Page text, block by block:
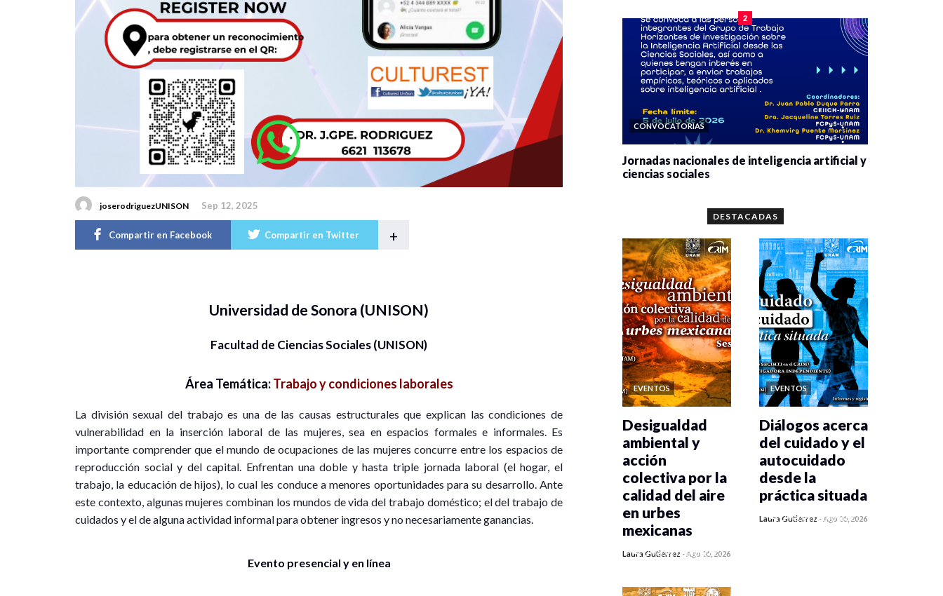
joserodriguezUNISON Sep 12, 2025
Compartir en Facebook Compartir en Twitter +
Universidad de Sonora (UNISON)
Facultad de Ciencias Sociales (UNISON)
Área Temática:Trabajo y condiciones laborales
La división sexual del trabajo es una de las causas estructurales que explican las condiciones de
vulnerabilidad en la inserción laboral de las mujeres, sea en espacios formales e informales. Es
importante comprender que el mundo de ocupaciones de las mujeres concurre entre los espacios de
reproducción social y del capital. Enfrentan una doble y hasta triple jornada laboral (el hogar, el
trabajo, la educación de hijos), lo cual les conduce a menores oportunidades para su desarrollo. Ante
este contexto, algunas mujeres combinan los mundos de vida del trabajo doméstico; el del trabajo de
cuidados y el de alguna actividad informal para obtener ingresos y no necesariamente ganancias.
Evento presencial y en línea
2
CONVOCATORIAS
Jornadas nacionales de inteligencia artificial y
ciencias sociales
DESTACADAS
EVENTOS
0 veces compartido
Desigualdad
ambiental y
acción
colectiva por la
calidad del aire
en urbes
mexicanas
Laura Gutiérrez -Ago 05, 2026
EVENTOS
0 veces compartido
Diálogos acerca
del cuidado y el
autocuidado
desde la
práctica situada
Laura Gutiérrez -Ago 05, 2026